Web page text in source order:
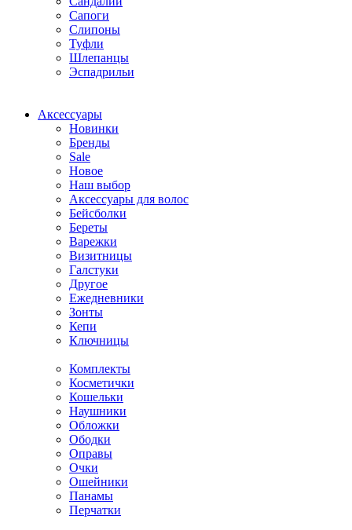
Сапоги
Слипоны
Туфли
Шлепанцы
Эспадрильи
Аксессуары
Новинки
Бренды
Sale
Новое
Наш выбор
Аксессуары для волос
Бейсболки
Береты
Варежки
Визитницы
Галстуки
Другое
Ежедневники
Зонты
Кепи
Ключницы
Комплекты
Косметички
Кошельки
Наушники
Обложки
Ободки
Оправы
Очки
Ошейники
Панамы
Перчатки